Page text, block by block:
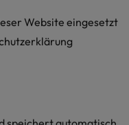
Website eingesetzt